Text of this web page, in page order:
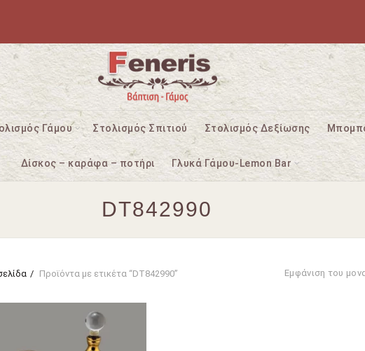
Γάμου Στολισμός Σπιτιού Στολισμός Δεξίωσης
Δίσκος – καράφα – ποτήρι Γλυκά Γάμου-Lemon Bar
DT842990
Προϊόντα με ετικέτα “DT842990” Εμφάνιση του